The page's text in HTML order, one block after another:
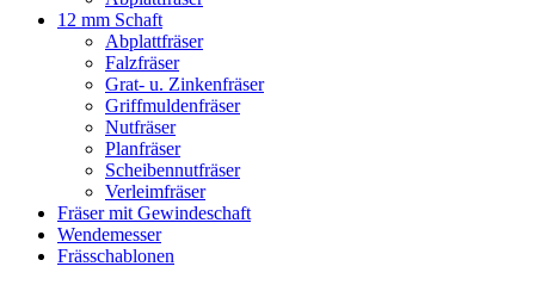
12 mm Schaft
Abplattfräser
Falzfräser
Grat- u. Zinkenfräser
Griffmuldenfräser
Nutfräser
Planfräser
Scheibennutfräser
Verleimfräser
Fräser mit Gewindeschaft
Wendemesser
Frässchablonen